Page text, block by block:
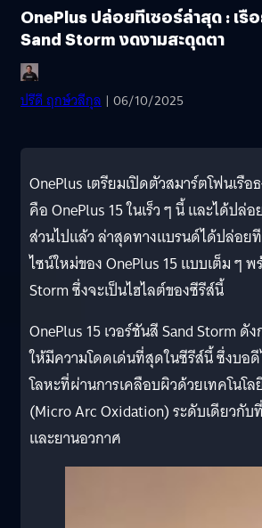
OnePlus ปล่อยทีเซอร์ล่าสุด : เรื
Sand Storm งดงามสะดุดตา
ปรีดี ฤกษ์วลีกุล | 06/10/2025
OnePlus เตรียมเปิดตัวสมาร์ตโฟนเรื
คือ OnePlus 15 ในเร็ว ๆ นี้ และได้ปล่
ส่วนไปแล้ว ล่าสุดทางแบรนด์ได้ปล่อย
ไซน์ใหม่ของ OnePlus 15 แบบเต็ม ๆ
Storm ซึ่งจะเป็นไฮไลต์ของซีรีส์นี้
OnePlus 15 เวอร์ชันสี Sand Storm
ให้มีความโดดเด่นที่สุดในซีรีส์นี้ ซึ่งบอ
โลหะที่ผ่านการเคลือบผิวด้วยเทคโนโ
(Micro Arc Oxidation) ระดับเดียวกั
และยานอวกาศ